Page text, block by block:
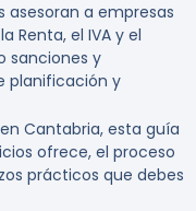
asesoran a empresas
Renta, el IVA y el
sanciones y
planificación y
en Cantabria, esta guía
ofrece, el proceso
prácticos que debes